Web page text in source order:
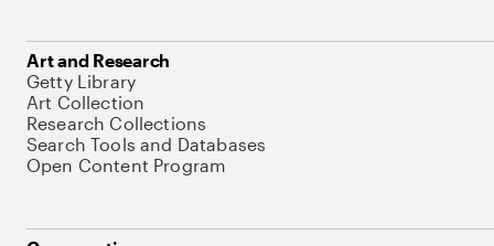
Art and Research
Getty Library
Art Collection
Research Collections
Search Tools and Databases
Open Content Program